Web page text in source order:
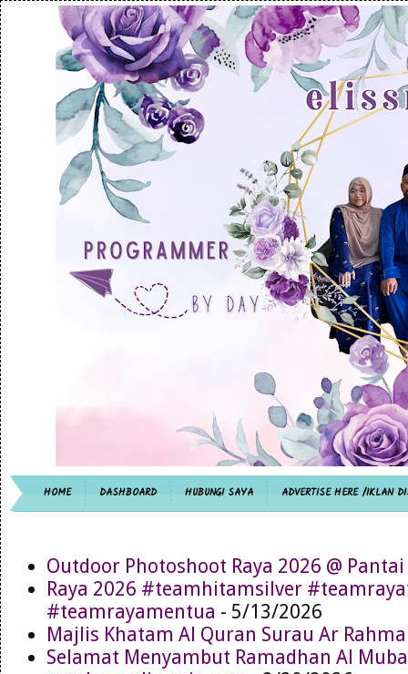
HOME DASHBOARD HUBUNGI SAYA ADVERTISE HERE /IKLAN
Outdoor Photoshoot Raya 2026 @ Pantai
Raya 2026 #teamhitamsilver
#teamrayamentua - 5/13/2026
Majlis Khatam Al Quran Surau Ar
Selamat Menyambut Ramadhan Al